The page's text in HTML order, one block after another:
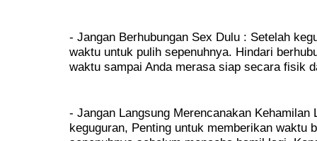
- Jangan Berhubungan Sex Dulu : Setelah
waktu untuk pulih sepenuhnya. Hindari
waktu sampai Anda merasa siap secara fisik
- Jangan Langsung Merencanakan Kehamilan
keguguran, Penting untuk memberikan waktu